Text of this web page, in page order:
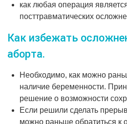
как любая операция
посттравматических
Как избежать
аборта.
Необходимо, как можно
наличие беременности.
решение о возможности
Если решили сделать
можно раньше обратиться к